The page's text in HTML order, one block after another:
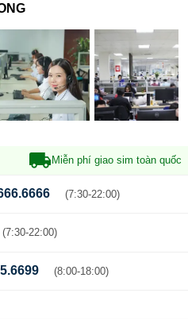
Miễn phí giao sim toàn quốc
(7:30-22:00)
(7:30-22:00)
(8:00-18:00)